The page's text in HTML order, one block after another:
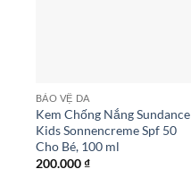
BẢO VỆ DA
Kem Chống Nắng Sundance
Kids Sonnencreme Spf 50
Cho Bé, 100 ml
200.000₫